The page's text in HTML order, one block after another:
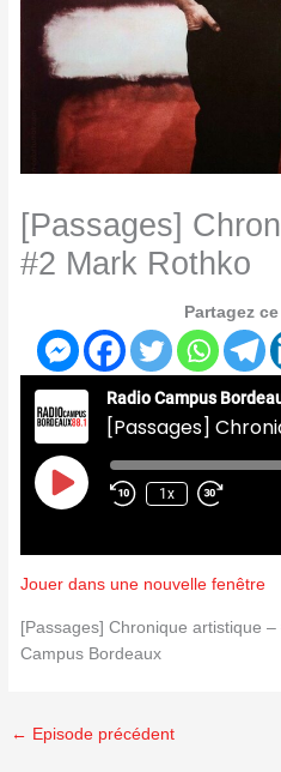
[Passages]
#2 Mark Rothko
Partagez
Radio Campus
Play
Episode
1x
Jouer dans une nouvelle fenêtre
[Passages] Chronique artistique
Campus Bordeaux
← Episode précédent